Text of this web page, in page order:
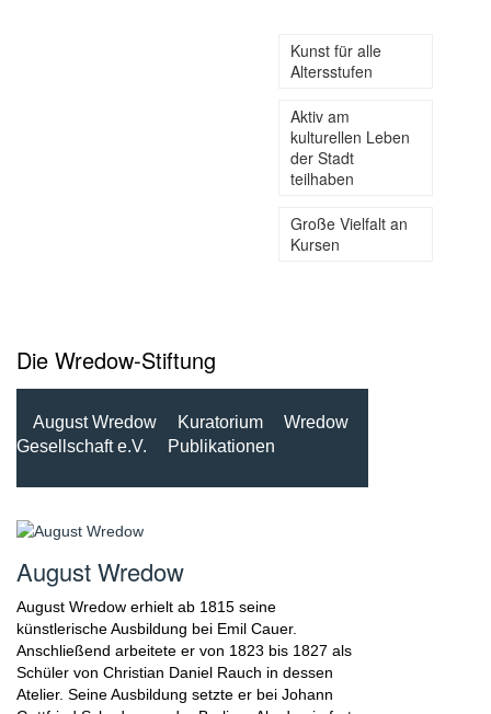
Kunst für alle
Altersstufen
Aktiv am
kulturellen Leben
der Stadt
teilhaben
Große Vielfalt an
Kursen
Die Wredow-Stiftung
August Wredow Kuratorium
Wredow
Gesellschaft e.V.
Publikationen
August Wredow
August Wredow erhielt ab 1815 seine
künstlerische Ausbildung bei Emil Cauer.
Anschließend arbeitete er von 1823 bis 1827 als
Schüler von Christian Daniel Rauch in dessen
Atelier. Seine Ausbildung setzte er bei Johann